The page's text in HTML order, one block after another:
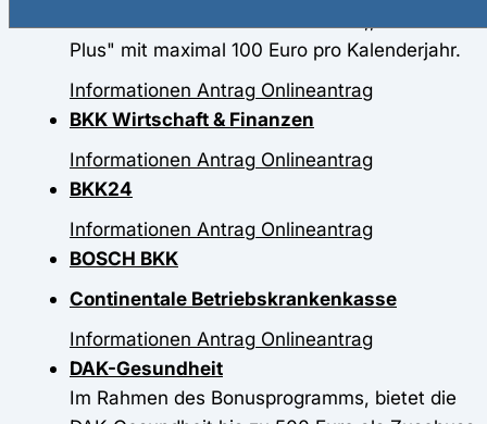
Plus" mit maximal 100 Euro pro Kalenderjahr.
Informationen Antrag Onlineantrag
BKK Wirtschaft & Finanzen
Informationen Antrag Onlineantrag
BKK24
Informationen Antrag Onlineantrag
BOSCH BKK
Continentale Betriebskrankenkasse
Informationen Antrag Onlineantrag
DAK-Gesundheit
Im Rahmen des Bonusprogramms, bietet die